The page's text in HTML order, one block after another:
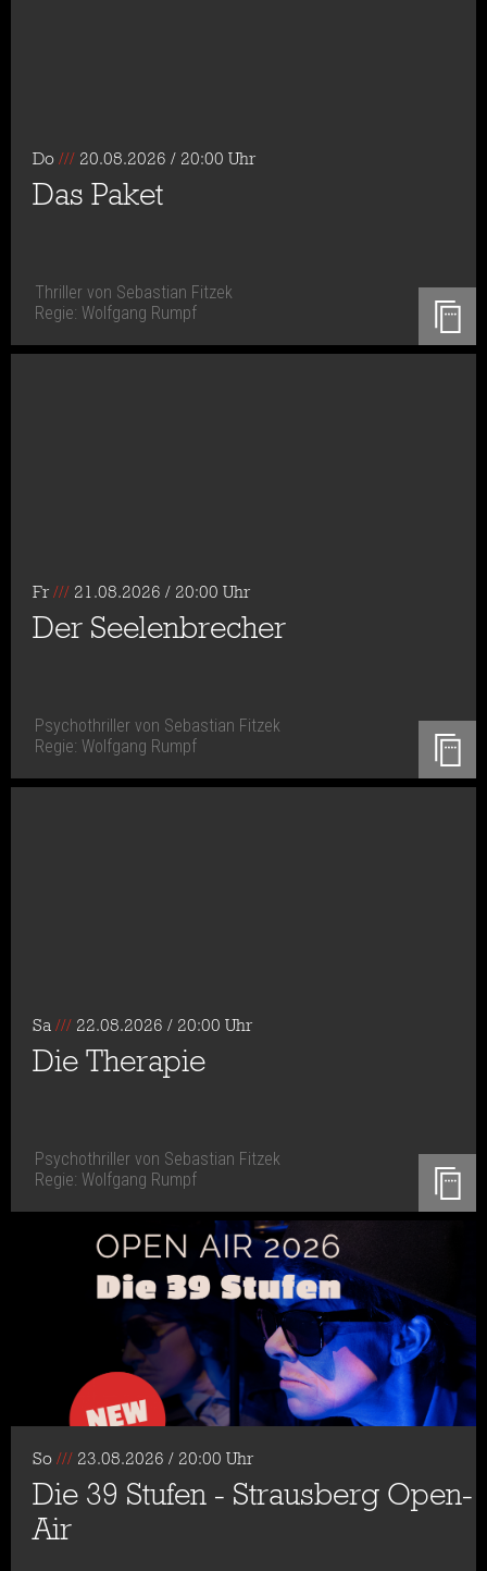
Do /// 20.08.2026 / 20:00 Uhr
Das Paket
Thriller von Sebastian Fitzek
Regie: Wolfgang Rumpf
Fr /// 21.08.2026 / 20:00 Uhr
Der Seelenbrecher
Psychothriller von Sebastian Fitzek
Regie: Wolfgang Rumpf
Sa /// 22.08.2026 / 20:00 Uhr
Die Therapie
Psychothriller von Sebastian Fitzek
Regie: Wolfgang Rumpf
So /// 23.08.2026 / 20:00 Uhr
Die 39 Stufen - Strausberg Open-
Air